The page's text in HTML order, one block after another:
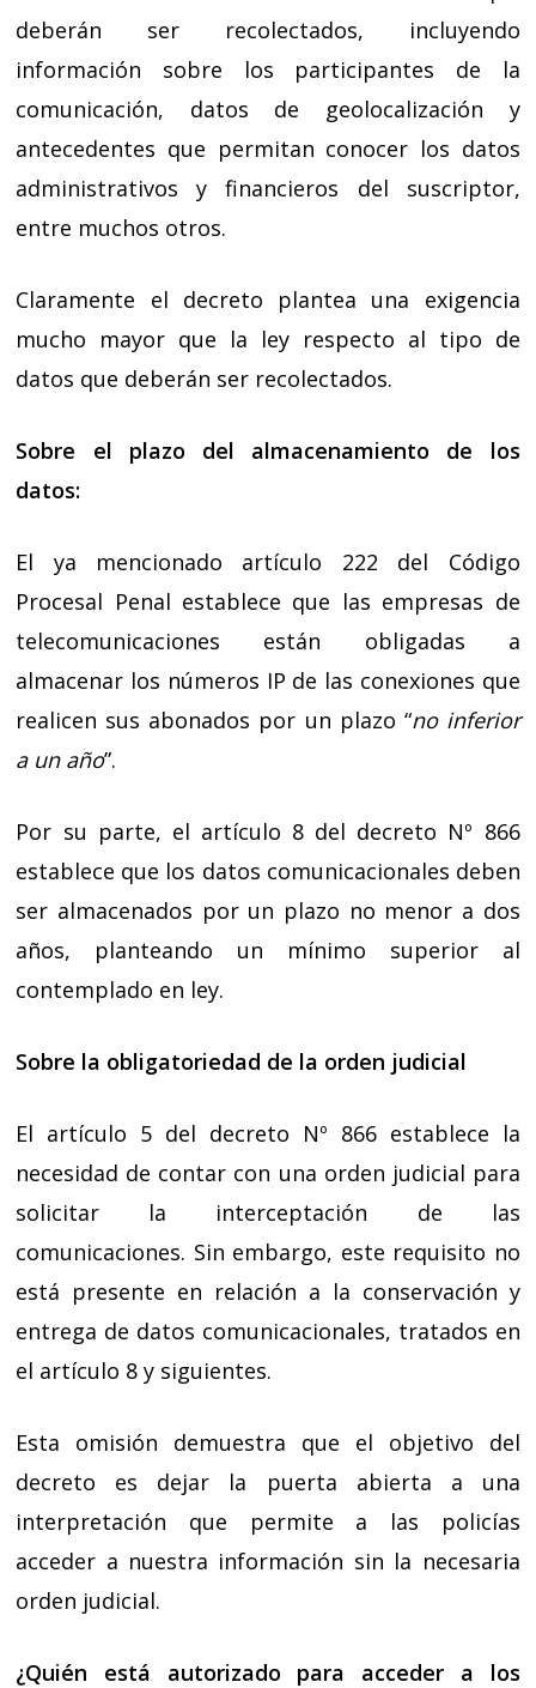
deberán ser recolectados, incluyendo
información sobre los participantes de la
comunicación, datos de geolocalización y
antecedentes que permitan conocer los datos
administrativos y financieros del suscriptor,
entre muchos otros.
Claramente el decreto plantea una exigencia
mucho mayor que la ley respecto al tipo de
datos que deberán ser recolectados.
Sobre el plazo del almacenamiento de los
datos:
El ya mencionado artículo 222 del Código
Procesal Penal establece que las empresas de
telecomunicaciones están obligadas a
almacenar los números IP de las conexiones que
realicen sus abonados por un plazo “no inferior
a un año”.
Por su parte, el artículo 8 del decreto Nº 866
establece que los datos comunicacionales deben
ser almacenados por un plazo no menor a dos
años, planteando un mínimo superior al
contemplado en ley.
Sobre la obligatoriedad de la orden judicial
El artículo 5 del decreto Nº 866 establece la
necesidad de contar con una orden judicial para
solicitar la interceptación de las
comunicaciones. Sin embargo, este requisito no
está presente en relación a la conservación y
entrega de datos comunicacionales, tratados en
el artículo 8 y siguientes.
Esta omisión demuestra que el objetivo del
decreto es dejar la puerta abierta a una
interpretación que permite a las policías
acceder a nuestra información sin la necesaria
orden judicial.
¿Quién está autorizado para acceder a los